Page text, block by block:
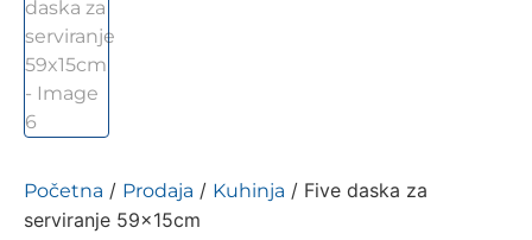
Početna / Prodaja / Kuhinja / Five daska za
serviranje 59x15cm